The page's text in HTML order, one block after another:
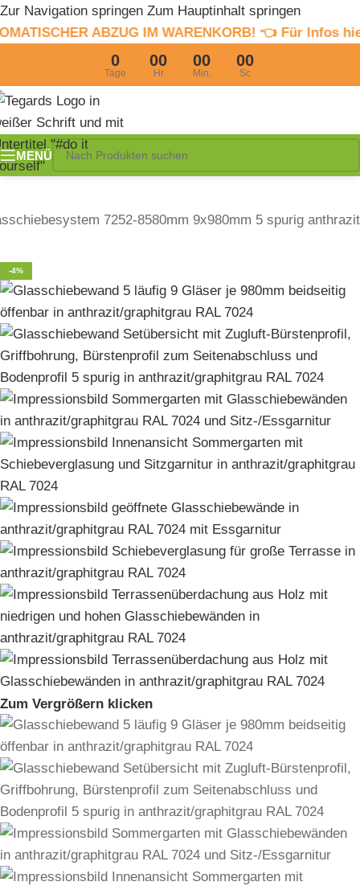
Zur Navigation springen Zum Hauptinhalt springen
IM WARENKORB! 👈 Für Infos hier clicken4%
0
Tage
00
Hr
00
Min.
00
Sc
MENÜ
7252-8580mm 9x980mm 5 spurig anthrazit
-4%
Zum Vergrößern klicken